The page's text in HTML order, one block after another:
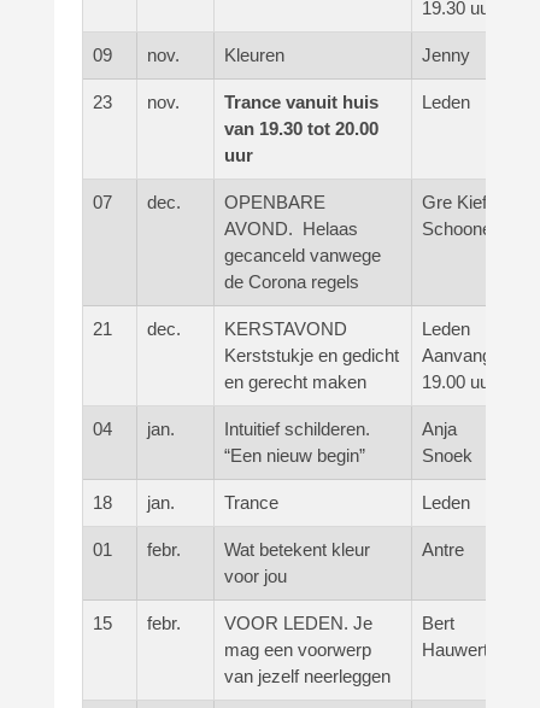
19.30 uur
09 nov. Kleuren Jenny
23 nov.
Trance vanuit huis
van 19.30 tot 20.00
uur
Leden
07 dec.
OPENBARE
AVOND. Helaas
gecanceld vanwege
de Corona regels
Gre Kieft-
Schoone
21 dec.
KERSTAVOND
Kerststukje en gedicht
en gerecht maken
Leden
Aanvang
19.00 uur
04 jan.
Intuitief schilderen.
“Een nieuw begin”
Anja
Snoek
18 jan. Trance Leden
01 febr.
Wat betekent kleur
voor jou
Antre
15 febr.
VOOR LEDEN. Je
mag een voorwerp
van jezelf neerleggen
Bert
Hauwert